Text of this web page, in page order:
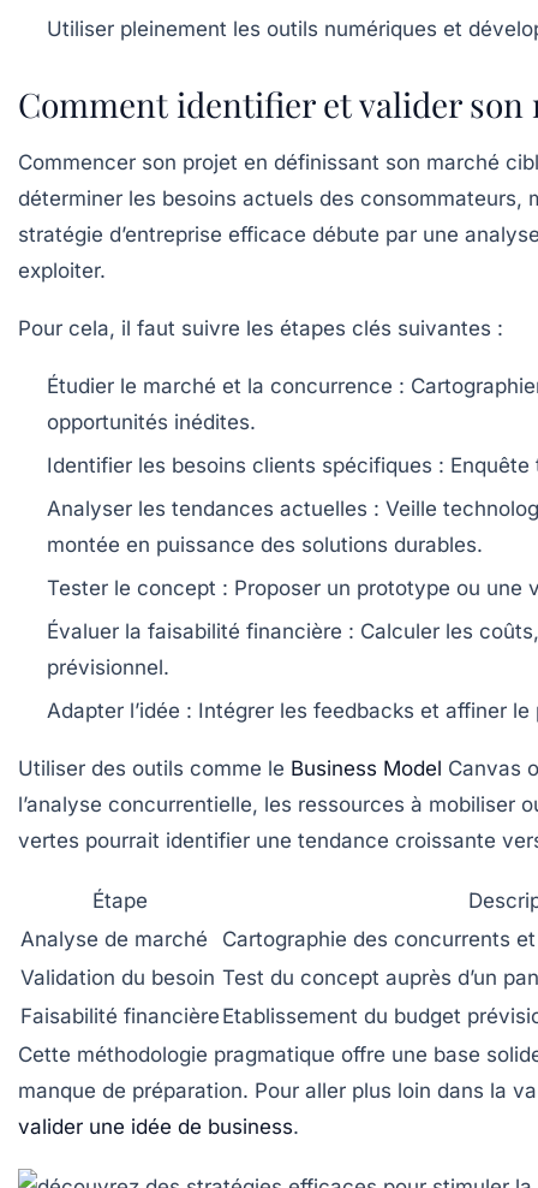
Utiliser pleinement les outils numériques et
Comment identifier et valider son
Commencer son projet en définissant son marché
déterminer les besoins actuels des
stratégie d’entreprise efficace débute par une
exploiter.
Pour cela, il faut suivre les étapes clés suivantes :
Étudier le marché et la concurrence :
opportunités inédites.
Identifier les besoins clients spécifiques :
Analyser les tendances actuelles : Veille
montée en puissance des solutions durables.
Tester le concept : Proposer un prototype ou une
Évaluer la faisabilité financière : Calculer les
prévisionnel.
Adapter l’idée : Intégrer les feedbacks et affiner
Utiliser des outils comme le Business Model Canvas
l’analyse concurrentielle, les ressources à mobiliser
vertes pourrait identifier une tendance croissante
Étape
Analyse de marché
Cartographie des concurrents
Validation du besoin Test du concept auprès d’un
Faisabilité financière Etablissement du budget
Cette méthodologie pragmatique offre une base
manque de préparation. Pour aller plus loin dans la
valider une idée de business.